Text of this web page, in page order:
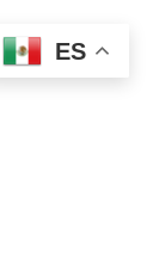
ES